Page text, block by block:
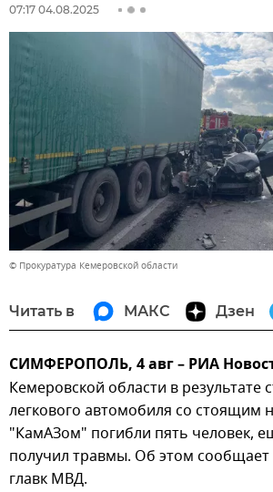
07:17 04.08.2025
© Прокуратура Кемеровской области
Читать в МАКС Дзен
СИМФЕРОПОЛЬ, 4 авг – РИА
Кемеровской области в результате
легкового автомобиля со стоящим
"КамАЗом" погибли пять человек,
получил травмы. Об этом
главк МВД.